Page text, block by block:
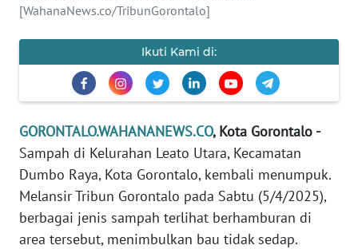
[WahanaNews.co/TribunGorontalo]
Ikuti Kami di:
GORONTALO.WAHANANEWS.CO, Kota Gorontalo -
Sampah di Kelurahan Leato Utara, Kecamatan
Dumbo Raya, Kota Gorontalo, kembali menumpuk.
Melansir Tribun Gorontalo pada Sabtu (5/4/2025),
berbagai jenis sampah terlihat berhamburan di
area tersebut, menimbulkan bau tidak sedap.
TENTANG
SIBER
REDAKSI
KARIR
DISCLAIMER